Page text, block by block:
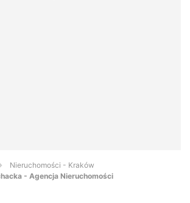
Nieruchomości - Kraków
- Agencja Nieruchomości